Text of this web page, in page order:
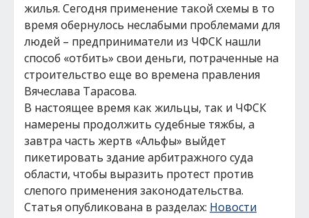
жилья. Сегодня применение такой схемы в то
время обернулось неслабыми проблемами для
людей – предприниматели из ЧФСК нашли
способ «отбить» свои деньги, потраченные на
строительство еще во времена правления
Вячеслава Тарасова.
В настоящее время как жильцы, так и ЧФСК
намерены продолжить судебные тяжбы, а
завтра часть жертв «Альфы» выйдет
пикетировать здание арбитражного суда
области, чтобы выразить протест против
слепого применения законодательства.
Статья опубликована в разделах: Новости